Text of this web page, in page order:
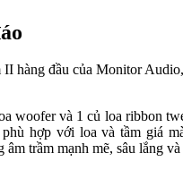
hàng đầu của Monitor
và 1 củ loa ribbon
hợp với loa và tầm giá
trầm mạnh mẽ, sâu lắng